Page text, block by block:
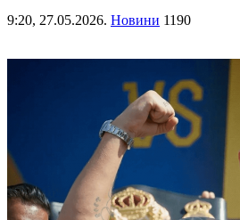
9:20, 27.05.2026. Новини 1190